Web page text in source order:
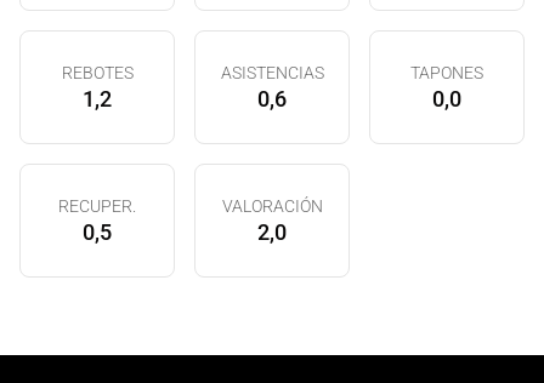
REBOTES
1,2
ASISTENCIAS
0,6
TAPONES
0,0
RECUPER.
0,5
VALORACIÓN
2,0